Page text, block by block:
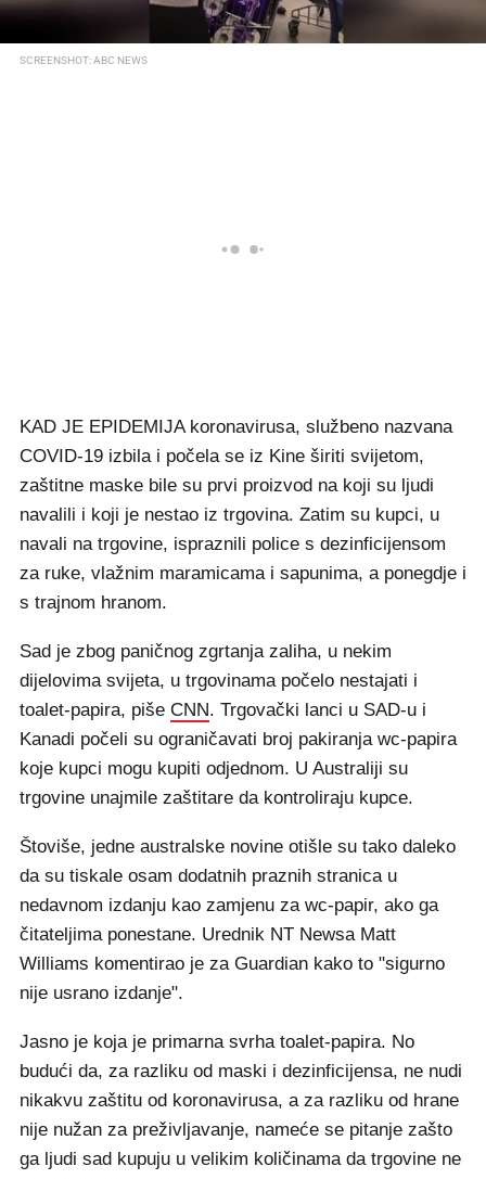
SCREENSHOT: ABC NEWS
KAD JE EPIDEMIJA koronavirusa, službeno nazvana
COVID-19 izbila i počela se iz Kine širiti svijetom,
zaštitne maske bile su prvi proizvod na koji su ljudi
navalili i koji je nestao iz trgovina. Zatim su kupci, u
navali na trgovine, ispraznili police s dezinficijensom
za ruke, vlažnim maramicama i sapunima, a ponegdje i
s trajnom hranom.
Sad je zbog paničnog zgrtanja zaliha, u nekim
dijelovima svijeta, u trgovinama počelo nestajati i
toalet-papira, piše CNN. Trgovački lanci u SAD-u i
Kanadi počeli su ograničavati broj pakiranja wc-papira
koje kupci mogu kupiti odjednom. U Australiji su
trgovine unajmile zaštitare da kontroliraju kupce.
Štoviše, jedne australske novine otišle su tako daleko
da su tiskale osam dodatnih praznih stranica u
nedavnom izdanju kao zamjenu za wc-papir, ako ga
čitateljima ponestane. Urednik NT Newsa Matt
Williams komentirao je za Guardian kako to "sigurno
nije usrano izdanje".
Jasno je koja je primarna svrha toalet-papira. No
budući da, za razliku od maski i dezinficijensa, ne nudi
nikakvu zaštitu od koronavirusa, a za razliku od hrane
nije nužan za preživljavanje, nameće se pitanje zašto
ga ljudi sad kupuju u velikim količinama da trgovine ne